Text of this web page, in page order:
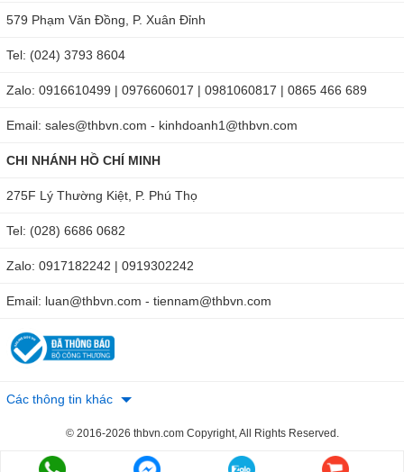
579 Phạm Văn Đồng, P. Xuân Đỉnh
Tel: (024) 3793 8604
Zalo: 0916610499 | 0976606017 | 0981060817 | 0865 466 689
Email: sales@thbvn.com - kinhdoanh1@thbvn.com
CHI NHÁNH HỒ CHÍ MINH
275F Lý Thường Kiệt, P. Phú Thọ
Tel: (028) 6686 0682
Zalo: 0917182242 | 0919302242
Email: luan@thbvn.com - tiennam@thbvn.com
Các thông tin khác
© 2016-2026 thbvn.com Copyright, All Rights Reserved.